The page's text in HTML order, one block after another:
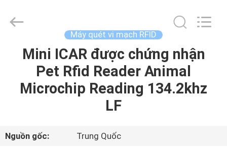
TRANG
PHẨM
Technology
Máy quét vi mạch RFID
Mini ICAR được chứng nhận
Pet Rfid Reader Animal
Microchip Reading 134.2khz
LF
Nguồn gốc:
Trung Quốc